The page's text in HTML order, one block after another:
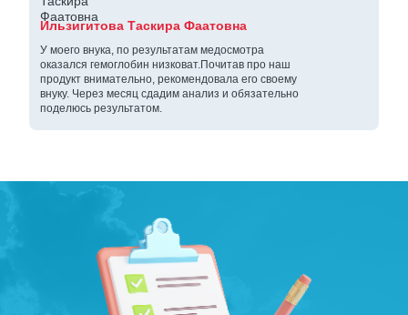
Ильзигитова Таскира Фаатовна
У моего внука, по результатам медосмотра
оказался гемоглобин низковат.Почитав про наш
продукт внимательно, рекомендовала его своему
внуку. Через месяц сдадим анализ и обязательно
поделюсь результатом.